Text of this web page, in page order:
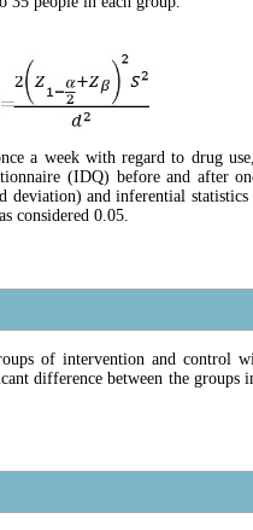
a week with regard to drug
(IDQ) before and after
deviation) and inferential
considered 0.05.
of intervention and control
difference between the